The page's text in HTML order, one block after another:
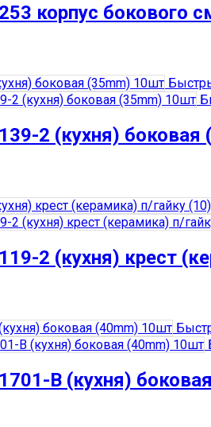
корпус бокового
2 (кухня)
2 (кухня) крест
В (кухня)